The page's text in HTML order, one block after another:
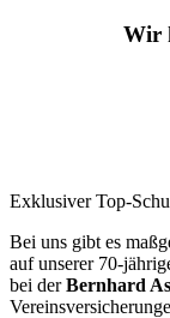
Wir
Exklusiver Top-
Bei uns gibt es
auf unserer 70-
bei derBernhard